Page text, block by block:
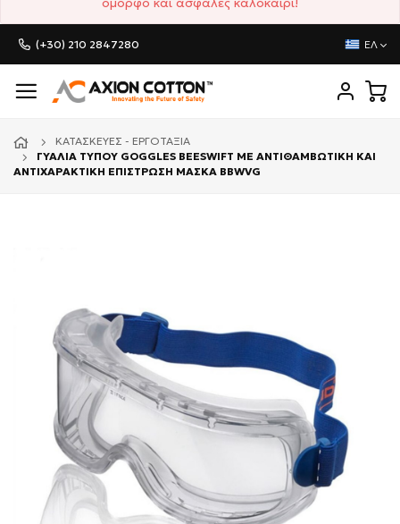
(+30) 210 2847280 ΕΛ
ΚΑΤΑΣΚΕΥΈΣ - ΕΡΓΟΤΆΞΙΑ
ΓΥΑΛΙΑ ΤΥΠΟΥ GOGGLES BEESWIFT ME ΑΝΤΙΘΑΜΒΩΤΙΚΗ ΚΑΙ
ΑΝΤΙΧΑΡΑΚΤΙΚΗ ΕΠΙΣΤΡΩΣΗ ΜΑΣΚΑ BBWVG